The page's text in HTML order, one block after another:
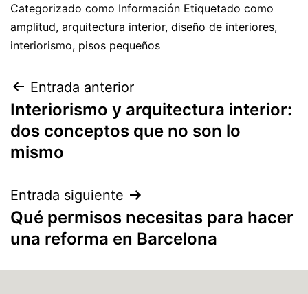
Categorizado como Información Etiquetado como
amplitud, arquitectura interior, diseño de interiores,
interiorismo, pisos pequeños
Entrada anterior
Interiorismo y arquitectura interior:
dos conceptos que no son lo
mismo
Entrada siguiente
Qué permisos necesitas para hacer
una reforma en Barcelona